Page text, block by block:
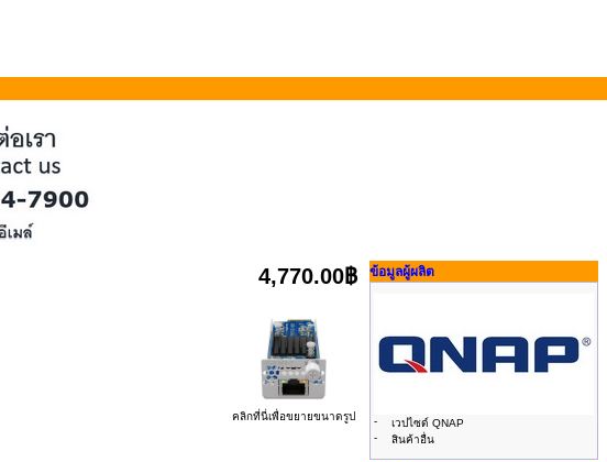
4,770.00฿
คลิกที่นี่เพื่อขยายขนาดรูป
ข้อมูลผู้ผลิต
-
เวปไซด์ QNAP
-
สินค้าอื่น